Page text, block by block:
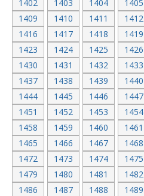
1402 1403 1404 1405
1409
1410 1411 1412
1416
1417 1418 1419
1423
1424 1425 1426
1430
1431 1432 1433
1437
1438 1439 1440
1444
1445 1446 1447
1451
1452 1453 1454
1458
1459 1460 1461
1465
1466 1467 1468
1472
1473 1474 1475
1479
1480 1481 1482
1486
1487 1488 1489